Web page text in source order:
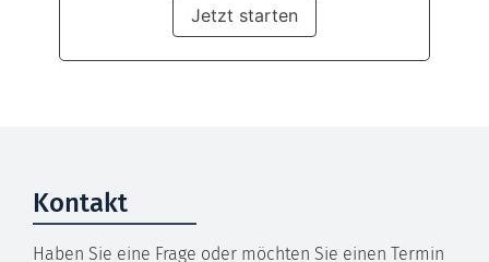
Kontakt
Haben Sie eine Frage oder möchten Sie einen Termin